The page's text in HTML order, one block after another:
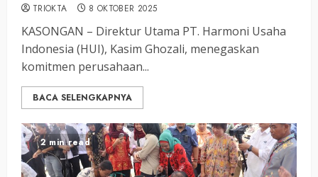
TRIOKTA 8 OKTOBER 2025
KASONGAN – Direktur Utama PT. Harmoni Usaha
Indonesia (HUI), Kasim Ghozali, menegaskan
komitmen perusahaan...
BACA SELENGKAPNYA
2 min read